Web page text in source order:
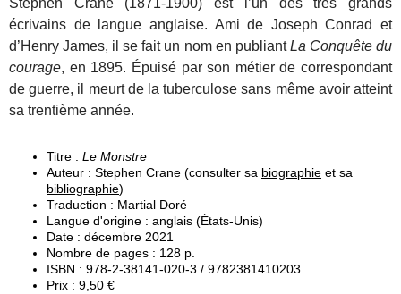
Stephen Crane (1871-1900) est l’un des très grands
écrivains de langue anglaise. Ami de Joseph Conrad et
d’Henry James, il se fait un nom en publiantLa Conquête du
courage, en 1895. Épuisé par son métier de correspondant
de guerre, il meurt de la tuberculose sans même avoir atteint
sa trentième année.
Titre : Le Monstre
Auteur : Stephen Crane (consulter sa biographie et sa
bibliographie)
Traduction : Martial Doré
Langue d'origine : anglais (États-Unis)
Date : décembre 2021
Nombre de pages : 128 p.
ISBN : 978-2-38141-020-3 / 9782381410203
Prix : 9,50 €